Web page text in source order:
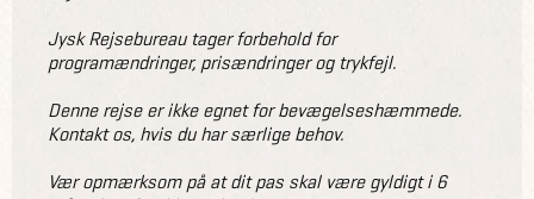
Jysk Rejsebureau tager forbehold for
programændringer, prisændringer og trykfejl.
Denne rejse er ikke egnet for bevægelseshæmmede.
Kontakt os, hvis du har særlige behov.
Vær opmærksom på at dit pas skal være gyldigt i 6